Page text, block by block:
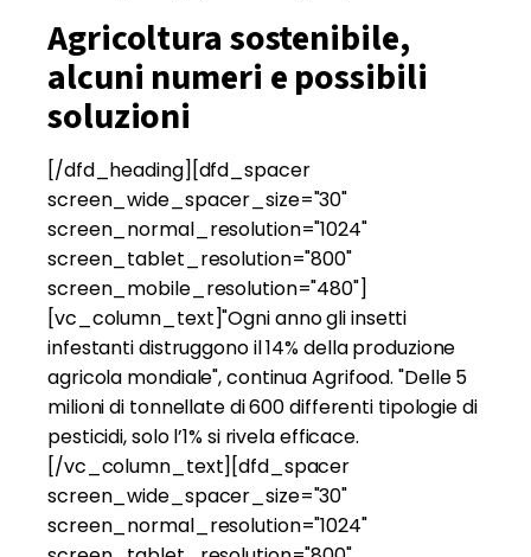
Agricoltura sostenibile,
alcuni numeri e possibili
soluzioni
[/dfd_heading][dfd_spacer
screen_wide_spacer_size="30"
screen_normal_resolution="1024"
screen_tablet_resolution="800"
screen_mobile_resolution="480"]
[vc_column_text]"Ogni anno gli insetti
infestanti distruggono il 14% della produzione
agricola mondiale", continua Agrifood. "Delle 5
milioni di tonnellate di 600 differenti tipologie di
pesticidi, solo l’1% si rivela efficace.
[/vc_column_text][dfd_spacer
screen_wide_spacer_size="30"
screen_normal_resolution="1024"